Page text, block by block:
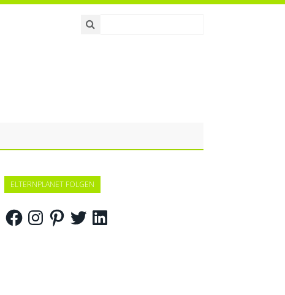
ELTERNPLANET FOLGEN
FacebookInstagramPinterestTwitterLinkedIn